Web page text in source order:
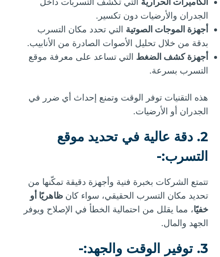
الجدران والأرضيات دون تكسير.
أجهزة الموجات الصوتية التي تحدد مكان التسرب
بدقة من خلال تحليل الأصوات الصادرة من الأنابيب.
أجهزة كشف الضغط التي تساعد على معرفة موقع
التسرب بسرعة.
هذه التقنيات توفر الوقت وتمنع إحداث أي ضرر في
الجدران أو الأرضيات.
2. دقة عالية في تحديد موقع
التسرب:-
تتمتع الشركات بخبرة فنية وأجهزة دقيقة تمكّنها من
تحديد مكان التسرب الحقيقي، سواء كان ظاهريًا أو
خفيًا، مما يقلل من احتمالية الخطأ في الإصلاح ويوفر
الجهد والمال.
3. توفير الوقت والجهد:-